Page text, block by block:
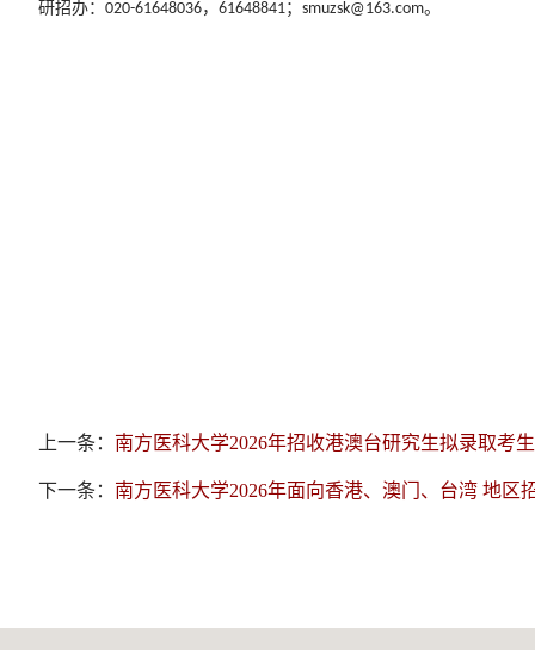
研招办： 020-61648036， 61648841； smuzsk@163.com。
上一条： 南方医科大学2026年招收港澳台研究生拟录取考
下一条： 南方医科大学2026年面向香港、澳门、台湾 地区